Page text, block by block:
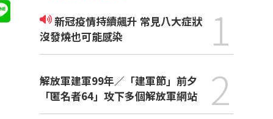
新冠疫情持續飆升 常見八大症狀
沒發燒也可能感染
1
解放軍建軍99年／「建軍節」前夕
「匿名者64」攻下多個解放軍網站
2